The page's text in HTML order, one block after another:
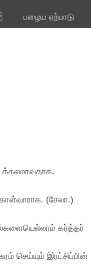
பழைய ஏற்பாடு
(சேலா.)
கர்த்தர்
செய்யும் இரட்சிப்பின்